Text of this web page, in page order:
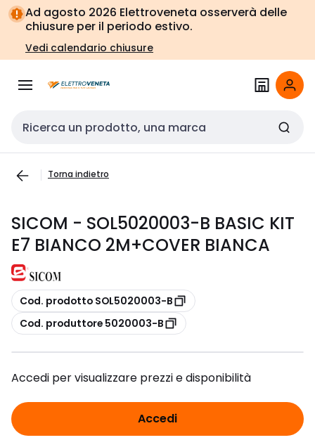
Vai alla
navigazione
Vai
alla
pagina
Ad agosto 2026 Elettroveneta osserverà delle
chiusure per il periodo estivo.
Vedi calendario chiusure
Cerca input
Torna indietro
SICOM - SOL5020003-B BASIC KIT
E7 BIANCO 2M+COVER BIANCA
copia
Cod. prodotto SOL5020003-B
copia
Cod. produttore 5020003-B
Accedi per visualizzare prezzi e disponibilità
Accedi